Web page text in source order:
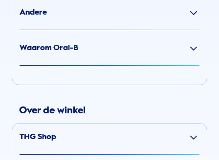
Andere
Waarom Oral-B
Over de winkel
THG Shop